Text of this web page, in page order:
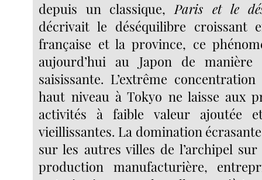
depuis un classique, Paris et le
décrivait le déséquilibre croissant
française et la province, ce
aujourd’hui au Japon de
saisissante. L’extrême
haut niveau à Tokyo ne laisse aux
activités à faible valeur ajoutée
vieillissantes. La domination écrasante
sur les autres villes de l’archipel
production manufacturière,